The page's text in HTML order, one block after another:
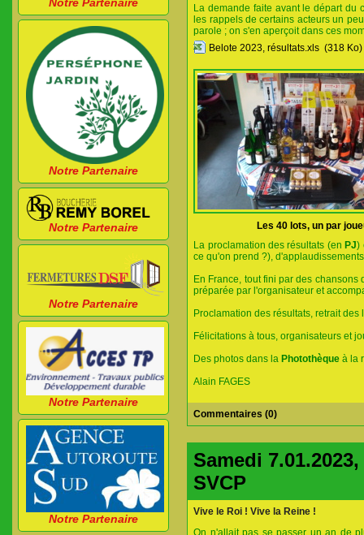
Notre Partenaire
Notre Partenaire
Notre Partenaire
Notre Partenaire
Notre Partenaire
La demande faite avant le départ du
les rappels de certains acteurs un
parole ; on s'en aperçoit dans ces
Belote 2023, résultats.xls (318 Ko)
Les 40 lots, un par
La proclamation des résultats (en PJ)
ce qu'on prend ?),
En France, tout fini par des chansons
préparée par l'organisateur et
Proclamation des résultats, retrait
Félicitations à tous, organisateurs et
Des photos dans la Photothèqueà la
Alain FAGES
Commentaires (0)
Samedi
SVCP
Vive le Roi ! Vive la Reine !
On n'allait pas se passer un an de